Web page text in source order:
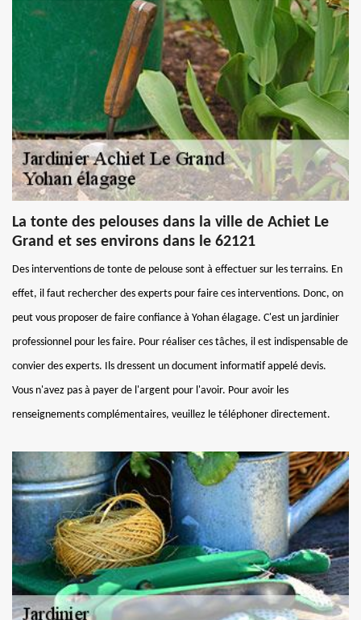
La tonte des pelouses dans la ville de Achiet Le
Grand et ses environs dans le 62121
Des interventions de tonte de pelouse sont à effectuer sur les terrains. En
effet, il faut rechercher des experts pour faire ces interventions. Donc, on
peut vous proposer de faire confiance à Yohan élagage. C'est un jardinier
professionnel pour les faire. Pour réaliser ces tâches, il est indispensable de
convier des experts. Ils dressent un document informatif appelé devis.
Vous n'avez pas à payer de l'argent pour l'avoir. Pour avoir les
renseignements complémentaires, veuillez le téléphoner directement.